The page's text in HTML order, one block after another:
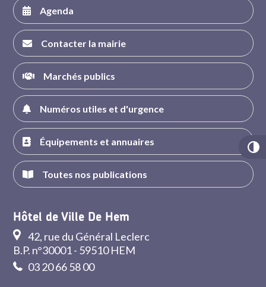
Agenda
Contacter la mairie
Marchés publics
Numéros utiles et d'urgence
Équipements et annuaires
Toutes nos publications
Hôtel de Ville De Hem
42, rue du Général Leclerc
B.P. n°30001 - 59510 HEM
03 20 66 58 00